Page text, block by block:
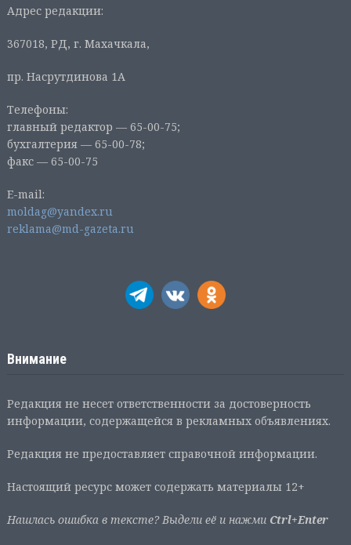
Адрес редакции:
367018, РД, г. Махачкала,
пр. Насрутдинова 1А
Телефоны:
главный редактор — 65-00-75;
бухгалтерия — 65-00-78;
факс — 65-00-75
E-mail:
moldag@yandex.ru
reklama@md-gazeta.ru
Внимание
Редакция не несет ответственности за достоверность
информации, содержащейся в рекламных объявлениях.
Редакция не предоставляет справочной информации.
Настоящий ресурс может содержать материалы 12+
Нашлась ошибка в тексте? Выдели её и нажми Ctrl+Enter